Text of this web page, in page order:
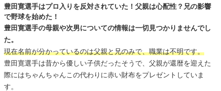
豊田寛選手はプロ入りを反対されていた！父親は心配性？兄の影響
で野球を始めた！
豊田寛選手の母親や次男についての情報は一切見つかりませんでし
た。
現在名前が分かっているのは父親と兄のみで、職業は不明です。
豊田寛選手は昔から優しい子供だったそうで、父親が還暦を迎えた
際にはちゃんちゃんこの代わりに赤い財布をプレゼントしていま
す。